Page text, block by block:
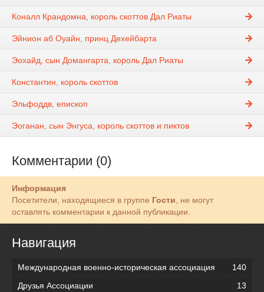
Коналл Крандомна, король скоттов Дал Риаты
Эйнион аб Оуайн, принц Дехейбарта
Эохайд, сын Домангарта, король Дал Риаты
Константин, король скоттов
Эльфоддв, епископ
Эоганан, сын Энгуса, король скоттов и пиктов
Комментарии (0)
Информация
Посетители, находящиеся в группе Гости , не могут
оставлять комментарии к данной публикации.
Навигация
Международная военно-историческая ассоциация
140
Друзья Ассоциации
13